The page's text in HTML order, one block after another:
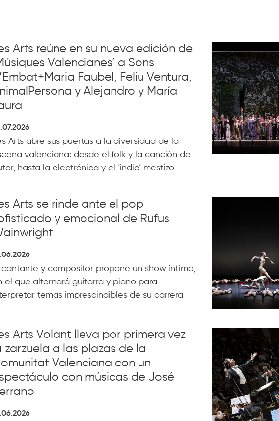
Arts reúne en su nueva edición de
Valencianes’ a Sons
Faubel, Feliu Ventura,
y Alejandro y María
Arts abre sus puertas a la diversidad de la
valenciana: desde el folk y la canción de
hasta la electrónica y el ‘indie’ mestizo
Arts se rinde ante el pop
y emocional de Rufus
cantante y compositor propone un show íntimo,
el que alternará guitarra y piano para
temas imprescindibles de su carrera
Arts Volant lleva por primera vez
zarzuela a las plazas de la
Valenciana con un
con músicas de José